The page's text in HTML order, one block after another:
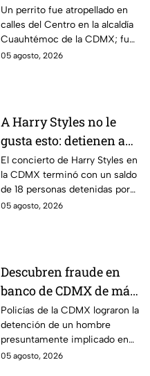
la alcaldía
Cuauhtémoc; policías
lo rescatan y entregan
a su dueña
Un perrito fue atropellado en
calles del Centro en la alcaldía
Cuauhtémoc de la CDMX; fue
rescatado y resguardado por
05 agosto, 2026
A Harry Styles no le
gusta esto: detienen a
18 tras concierto en
CDMX
El concierto de Harry Styles en
la CDMX terminó con un saldo
de 18 personas detenidas por
policías, quienes los esposaron
05 agosto, 2026
Descubren fraude en
banco de CDMX de más
de 400 mil pesos con
un cheque falso
Policías de la CDMX lograron la
detención de un hombre
presuntamente implicado en
un intento de fraude para
05 agosto, 2026